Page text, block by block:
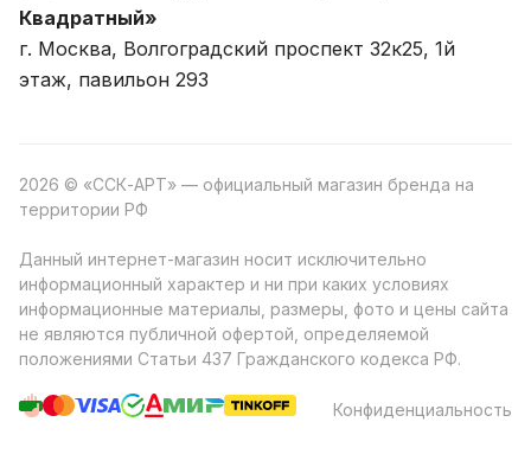
Квадратный»
г. Москва, Волгоградский проспект 32к25, 1й
этаж, павильон 293
2026 © «ССК-АРТ» — официальный магазин бренда на
территории РФ
Данный интернет-магазин носит исключительно
информационный характер и ни при каких условиях
информационные материалы, размеры, фото и цены сайта
не являются публичной офертой, определяемой
положениями Статьи 437 Гражданского кодекса РФ.
Конфиденциальность